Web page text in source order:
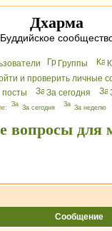
Дхарма
Буддийское
Группы
и проверить личные
За сегодня
За сегодня За неделю
вопросы для
Сообщение